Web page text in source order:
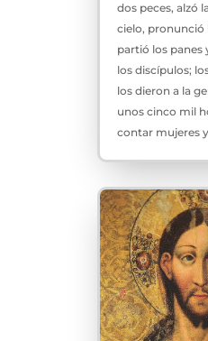
dos peces, alzó
cielo, pronunció
partió los panes
los discípulos;
los dieron a la
unos cinco mil
contar mujeres